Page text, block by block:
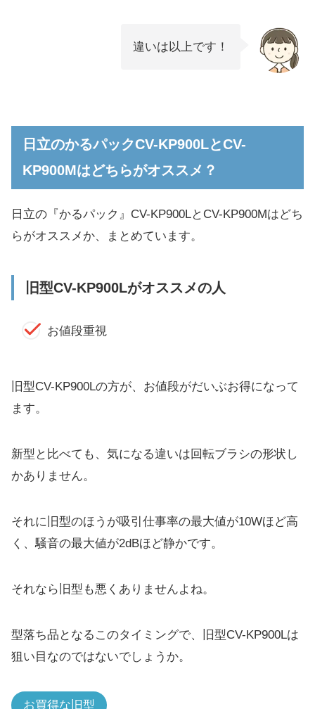
違いは以上です！
日立のかるパックCV-KP900LとCV-
KP900Mはどちらがオススメ？
日立の『かるパック』CV-KP900LとCV-KP900Mはどち
らがオススメか、まとめています。
旧型CV-KP900Lがオススメの人
お値段重視
旧型CV-KP900Lの方が、お値段がだいぶお得になって
ます。
新型と比べても、気になる違いは回転ブラシの形状し
かありません。
それに旧型のほうが吸引仕事率の最大値が10Wほど高
く、騒音の最大値が2dBほど静かです。
それなら旧型も悪くありませんよね。
型落ち品となるこのタイミングで、旧型CV-KP900Lは
狙い目なのではないでしょうか。
お買得な旧型